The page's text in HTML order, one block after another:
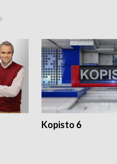
Kopisto 6